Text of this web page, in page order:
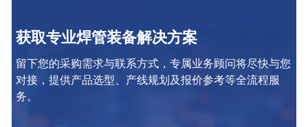
获取专业焊管装备解决方案
留下您的采购需求与联系方式，专属业务顾问将尽快与您
对接，提供产品选型、产线规划及报价参考等全流程服
务。